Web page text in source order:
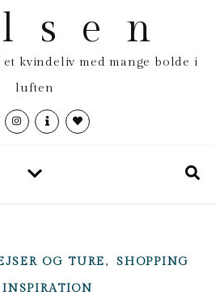
kvindeliv med mange bolde i
luften
OG TURE,SHOPPING